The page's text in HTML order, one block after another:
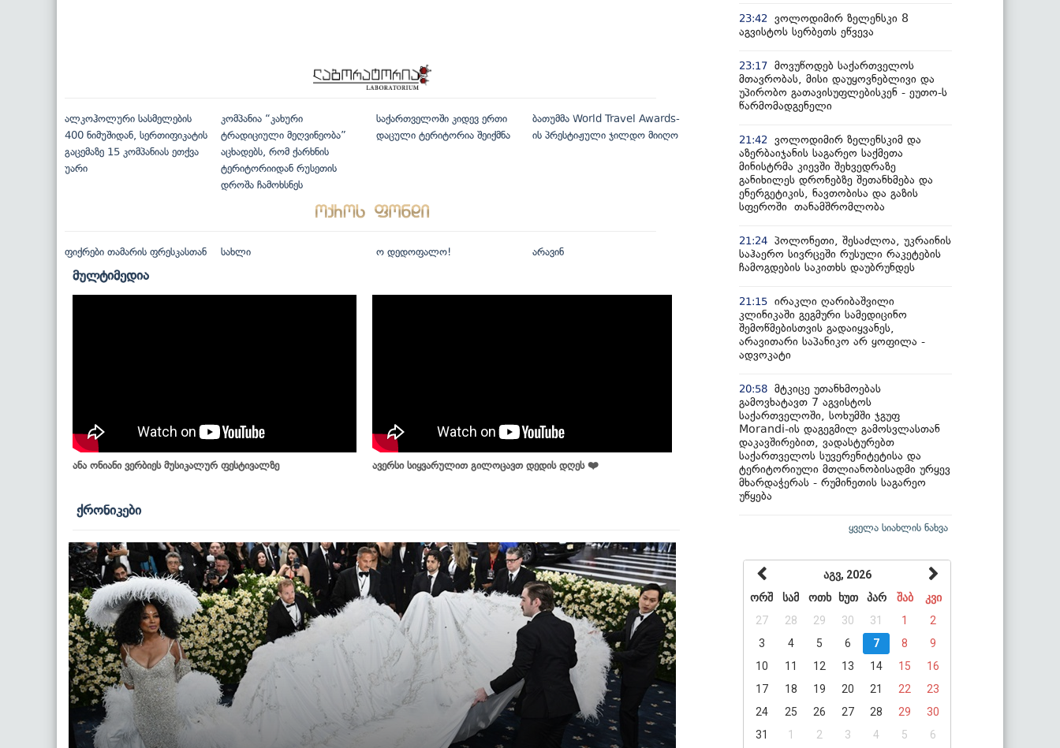
ალკოჰოლური სასმელების
400 ნიმუშიდან, სერთიფიკატის
გაცემაზე 15 კომპანიას ეთქვა
უარი
კომპანია “კახური
ტრადიციული მეღვინეობა”
აცხადებს, რომ ქარხნის
ტერიტორიიდან რუსეთის
დროშა ჩამოხსნეს
საქართველოში კიდევ ერთი
დაცული ტერიტორია შეიქმნა
ბათუმმა World Travel Awards-
ის პრესტიჟული ჯილდო მიიღო
ფიქრები თამარის ფრესკასთან სახლი ო დედოფალო! არავინ
მულტიმედია
ანა ონიანი ვერბიეს მუსიკალურ ფესტივალზე ავერსი სიყვარულით გილოცავთ დედის დღეს ❤️
ქრონიკები
23:42
ვოლოდიმირ ზელენსკი 8
აგვისტოს სერბეთს ეწვევა
23:17 მოვუწოდებ საქართველოს
მთავრობას, მისი დაუყოვნებლივი და
უპირობო გათავისუფლებისკენ - ეუთო-ს
წარმომადგენელი
21:42
ვოლოდიმირ ზელენსკიმ და
აზერბაიჯანის საგარეო საქმეთა
მინისტრმა კიევში შეხვედრაზე
განიხილეს დრონებზე შეთანხმება და
ენერგეტიკის, ნავთობისა და გაზის
სფეროში თანამშრომლობა
21:24 პოლონეთი, შესაძლოა, უკრაინის
საჰაერო სივრცეში რუსული რაკეტების
ჩამოგდების საკითხს დაუბრუნდეს
21:15 ირაკლი ღარიბაშვილი
კლინიკაში გეგმური სამედიცინო
შემოწმებისთვის გადაიყვანეს,
არავითარი საპანიკო არ ყოფილა -
ადვოკატი
20:58 მტკიცე უთანხმოებას
გამოვხატავთ 7 აგვისტოს
საქართველოში, სოხუმში ჯგუფ
Morandi-ის დაგეგმილ გამოსვლასთან
დაკავშირებით, ვადასტურებთ
საქართველოს სუვერენიტეტისა და
ტერიტორიული მთლიანობისადმი ურყევ
მხარდაჭერას - რუმინეთის საგარეო
უწყება
ყველა სიახლის ნახვა
აგვ, 2026
ორშ
სამ ოთხ ხუთ პარ შაბ
კვი
27
28 29 30 31 1
2
3
4 5 6 7 8
9
10
11 12 13 14 15
16
17
18 19 20 21 22
23
24
25 26 27 28 29
30
31
1 2 3 4 5 6